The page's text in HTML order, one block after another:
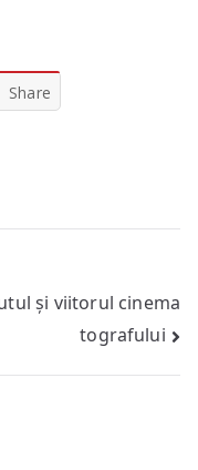
Share
și viitorul cinema
tografului